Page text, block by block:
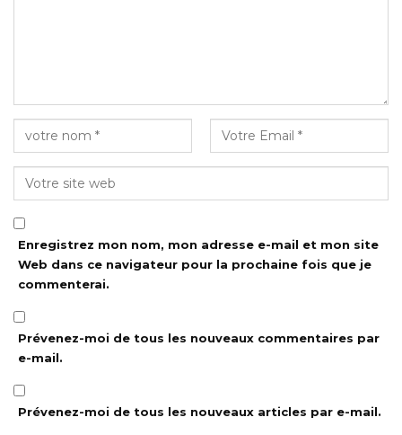
Enregistrez mon nom, mon adresse e-mail et mon site
Web dans ce navigateur pour la prochaine fois que je
commenterai.
Prévenez-moi de tous les nouveaux commentaires par
e-mail.
Prévenez-moi de tous les nouveaux articles par e-mail.